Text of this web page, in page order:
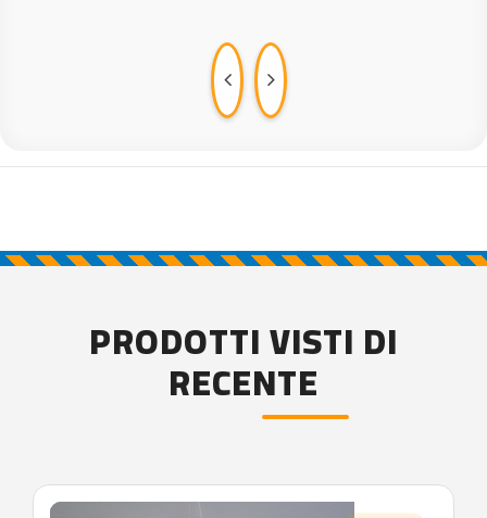
PRODOTTI VISTI DI
RECENTE
'.'